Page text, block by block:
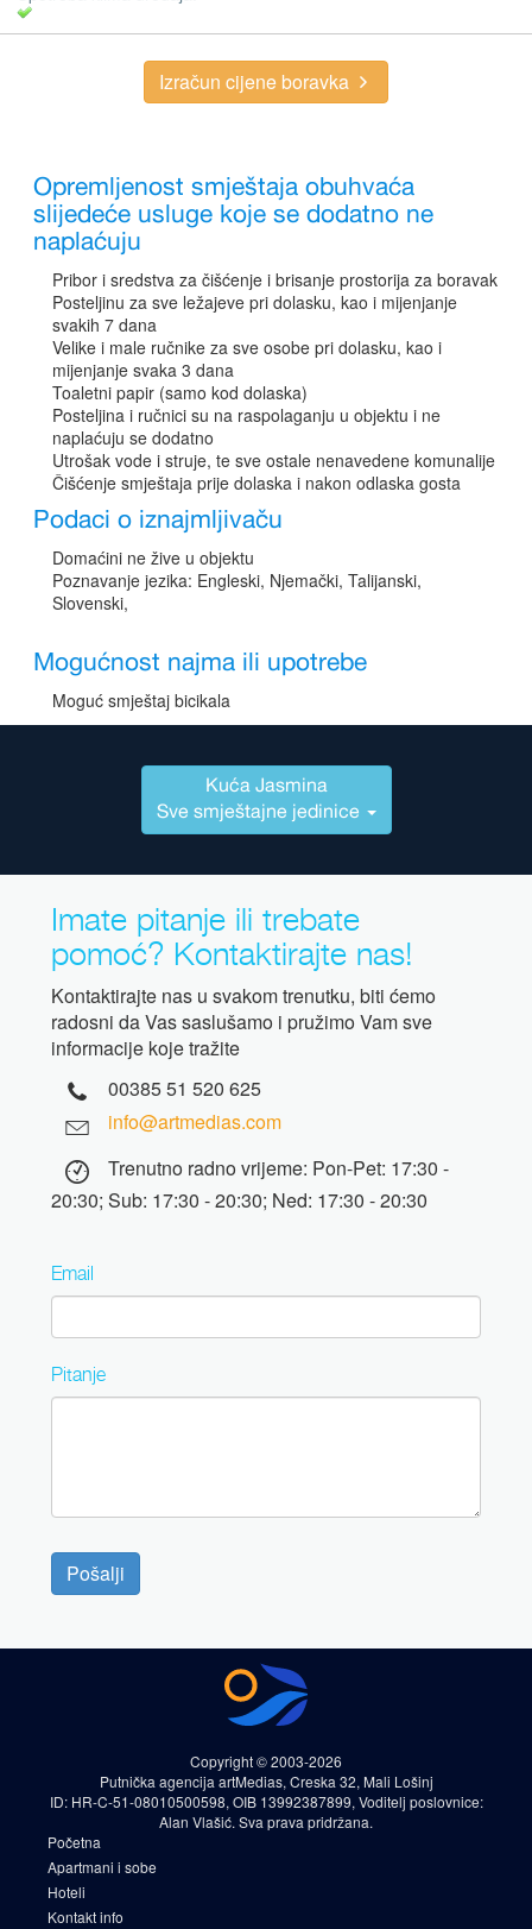
Izračun cijene boravka
Opremljenost smještaja obuhvaća
slijedeće usluge koje se dodatno ne
naplaćuju
Pribor i sredstva za čišćenje i brisanje prostorija za boravak
Posteljinu za sve ležajeve pri dolasku, kao i mijenjanje
svakih 7 dana
Velike i male ručnike za sve osobe pri dolasku, kao i
mijenjanje svaka 3 dana
Toaletni papir (samo kod dolaska)
Posteljina i ručnici su na raspolaganju u objektu i ne
naplaćuju se dodatno
Utrošak vode i struje, te sve ostale nenavedene komunalije
Čišćenje smještaja prije dolaska i nakon odlaska gosta
Podaci o iznajmljivaču
Domaćini ne žive u objektu
Poznavanje jezika: Engleski, Njemački, Talijanski,
Slovenski,
Mogućnost najma ili upotrebe
Moguć smještaj bicikala
Kuća Jasmina
Sve smještajne jedinice
Imate pitanje ili trebate
pomoć? Kontaktirajte nas!
Kontaktirajte nas u svakom trenutku, biti ćemo
radosni da Vas saslušamo i pružimo Vam sve
informacije koje tražite
00385 51 520 625
info@artmedias.com
Trenutno radno vrijeme: Pon-Pet: 17:30 -
20:30; Sub: 17:30 - 20:30; Ned: 17:30 - 20:30
Email
Pitanje
Pošalji
Copyright © 2003-2026
Putnička agencija artMedias, Creska 32, Mali Lošinj
ID: HR-C-51-08010500598, OIB 13992387899, Voditelj poslovnice:
Alan Vlašić. Sva prava pridržana.
Početna
Apartmani i sobe
Hoteli
Kontakt info